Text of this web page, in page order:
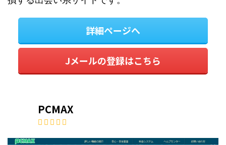
詳細ページへ
Jメールの登録はこちら
PCMAX